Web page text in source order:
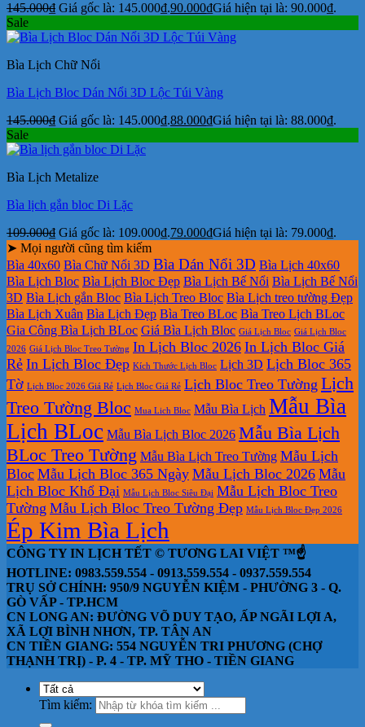
145.000₫ Giá gốc là: 145.000₫.90.000₫Giá hiện tại là: 90.000₫.
Sale
Bìa Lịch Chữ Nổi
Bìa Lịch Bloc Dán Nổi 3D Lộc Túi Vàng
145.000₫ Giá gốc là: 145.000₫.88.000₫Giá hiện tại là: 88.000₫.
Sale
Bìa Lịch Metalize
Bìa lịch gắn bloc Di Lặc
109.000₫ Giá gốc là: 109.000₫.79.000₫Giá hiện tại là: 79.000₫.
➤ Mọi người cũng tìm kiếm
Bìa 40x60 Bìa Chữ Nổi 3D Bìa Dán Nổi 3D Bìa Lịch 40x60
Bìa Lịch Bloc Bìa Lịch Bloc Đẹp Bìa Lịch Bế Nổi Bìa Lịch Bế Nổi
3D Bìa Lịch gắn Bloc Bìa Lịch Treo Bloc Bìa Lịch treo tường Đẹp
Bìa Lịch Xuân Bìa Lịch Đẹp Bìa Treo BLoc Bìa Treo Lịch BLoc
Gia Công Bìa Lịch BLoc Giá Bìa Lịch Bloc Giá Lịch Bloc Giá Lịch Bloc
2026 Giá Lịch Bloc Treo Tường In Lịch Bloc 2026 In Lịch Bloc Giá
Rẻ In Lịch Bloc Đẹp Kích Thước Lịch Bloc Lịch 3D Lịch Bloc 365
Tờ Lịch Bloc 2026 Giá Rẻ Lịch Bloc Giá Rẻ Lịch Bloc Treo Tường Lịch
Treo Tường Bloc Mua Lich Bloc Mẫu Bìa Lịch Mẫu Bìa
Lịch BLoc Mẫu Bìa Lịch Bloc 2026 Mẫu Bìa Lịch
BLoc Treo Tường Mẫu Bìa Lịch Treo Tường Mẫu Lịch
Bloc Mẫu Lịch Bloc 365 Ngày Mẫu Lịch Bloc 2026 Mẫu
Lịch Bloc Khổ Đại Mẫu Lịch Bloc Siêu Đại Mẫu Lịch Bloc Treo
Tường Mẫu Lịch Bloc Treo Tường Đẹp Mẫu Lịch Bloc Đẹp 2026
Ép Kim Bìa Lịch
CÔNG TY IN LỊCH TẾT © TƯƠNG LAI VIỆT ™☝️
HOTLINE: 0983.559.554 - 0913.559.554 - 0937.559.554
TRỤ SỞ CHÍNH: 950/9 NGUYỄN KIỆM - PHƯỜNG 3 - Q.
GÒ VẤP - TP.HCM
CN LONG AN: ĐƯỜNG VÕ DUY TẠO, ẤP NGÃI LỢI A,
XÃ LỢI BÌNH NHƠN, TP. TÂN AN
CN TIỀN GIANG: 554 NGUYỄN TRI PHƯƠNG (CHỢ
THẠNH TRỊ) - P. 4 - TP. MỸ THO - TIỀN GIANG
Tìm kiếm: